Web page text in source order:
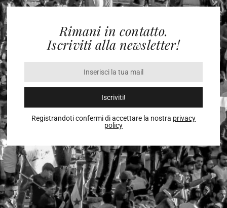
Rimani in contatto.
Iscriviti alla newsletter!
Iscriviti!
Registrandoti confermi di accettare la nostra privacy
policy